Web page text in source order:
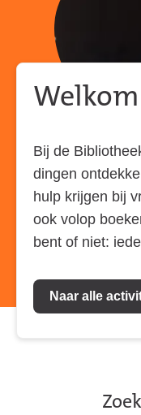
Bij de
dingen
hulp krijgen bij
ook volop
bent of niet:
Naar alle